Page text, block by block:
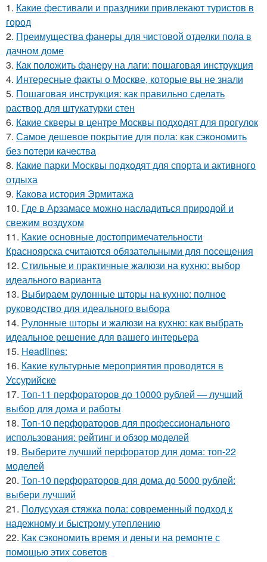
1. Какие фестивали и праздники привлекают туристов в
город
2. Преимущества фанеры для чистовой отделки пола в
дачном доме
3. Как положить фанеру на лаги: пошаговая инструкция
4. Интересные факты о Москве, которые вы не знали
5. Пошаговая инструкция: как правильно сделать
раствор для штукатурки стен
6. Какие скверы в центре Москвы подходят для прогулок
7. Самое дешевое покрытие для пола: как сэкономить
без потери качества
8. Какие парки Москвы подходят для спорта и активного
отдыха
9. Какова история Эрмитажа
10. Где в Арзамасе можно насладиться природой и
свежим воздухом
11. Какие основные достопримечательности
Красноярска считаются обязательными для посещения
12. Стильные и практичные жалюзи на кухню: выбор
идеального варианта
13. Выбираем рулонные шторы на кухню: полное
руководство для идеального выбора
14. Рулонные шторы и жалюзи на кухню: как выбрать
идеальное решение для вашего интерьера
15. Headlines:
16. Какие культурные мероприятия проводятся в
Уссурийске
17. Топ-11 перфораторов до 10000 рублей — лучший
выбор для дома и работы
18. Топ-10 перфораторов для профессионального
использования: рейтинг и обзор моделей
19. Выберите лучший перфоратор для дома: топ-22
моделей
20. Топ-10 перфораторов для дома до 5000 рублей:
выбери лучший
21. Полусухая стяжка пола: современный подход к
надежному и быстрому утеплению
22. Как сэкономить время и деньги на ремонте с
помощью этих советов